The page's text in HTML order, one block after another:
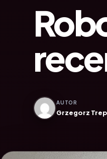
AUTOR
Grzegorz